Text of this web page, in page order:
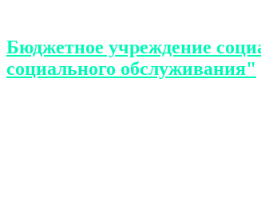
Бюджетное учреждение
социального обслуживания"